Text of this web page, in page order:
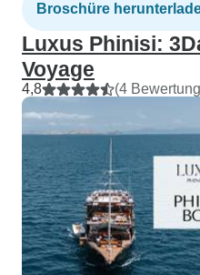
Broschüre
Luxus Phinisi:
Voyage
4,8 (4